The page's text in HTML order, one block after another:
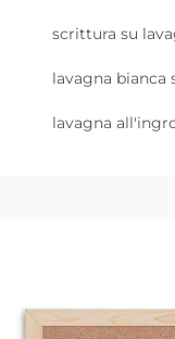
scrittura su
lavagna bianca
lavagna